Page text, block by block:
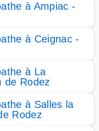
à Ampiac -
à Ceignac -
à La
de Rodez
à Salles la
Rodez